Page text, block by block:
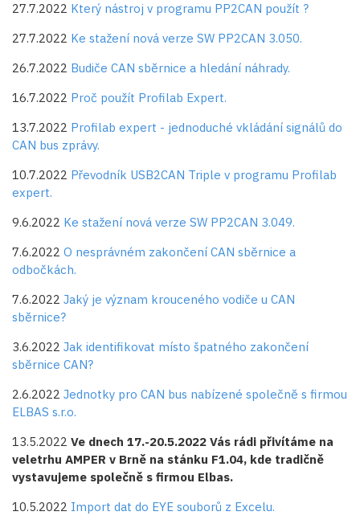
27.7.2022 Který nástroj v programu PP2CAN použít ?
27.7.2022 Ke stažení nová verze SW PP2CAN 3.050.
26.7.2022 Budiče CAN sběrnice a hledání náhrady.
16.7.2022 Proč použít Profilab Expert.
13.7.2022 Profilab expert - jednoduché vkládání signálů do
CAN bus zprávy.
10.7.2022 Převodník USB2CAN Triple v programu Profilab
expert.
9.6.2022 Ke stažení nová verze SW PP2CAN 3.049.
7.6.2022 O nesprávném zakončení CAN sběrnice a
odbočkách.
7.6.2022 Jaký je význam krouceného vodiče u CAN
sběrnice?
3.6.2022 Jak identifikovat místo špatného zakončení
sběrnice CAN?
2.6.2022 Jednotky pro CAN bus nabízené společně s firmou
ELBAS s.r.o.
13.5.2022 Ve dnech 17.-20.5.2022 Vás rádi přivítáme na
veletrhu AMPER v Brně na stánku F1.04, kde tradičně
vystavujeme společně s firmou Elbas.
10.5.2022 Import dat do EYE souborů z Excelu.